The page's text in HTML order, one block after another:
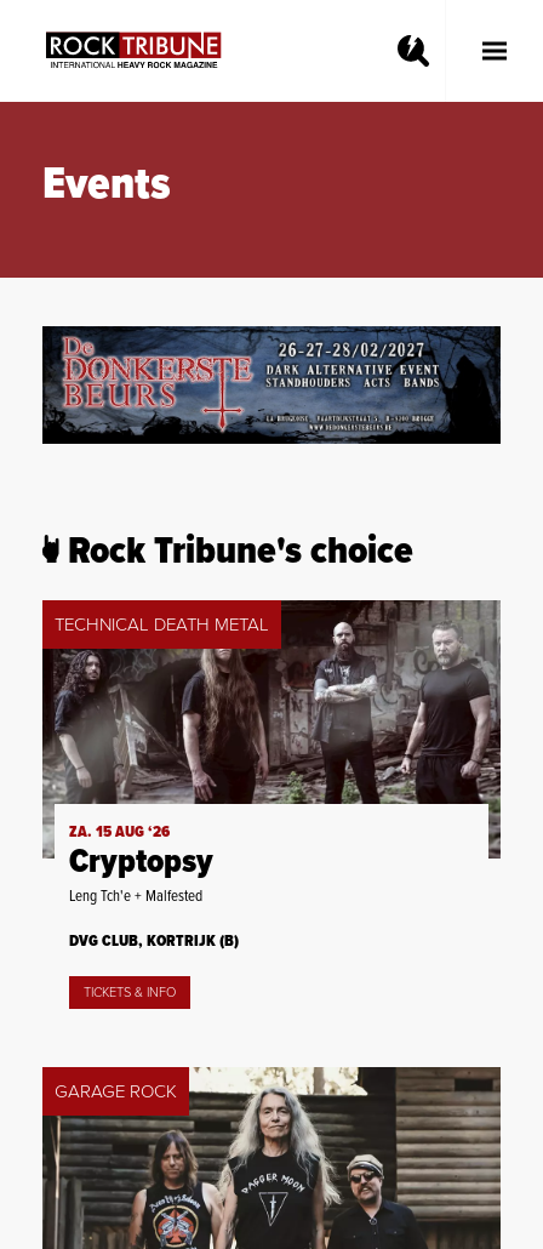
Toggle
Events
Rock Tribune's choice
TECHNICAL DEATH METAL
ZA. 15 AUG ‘26
Cryptopsy
Leng Tch'e + Malfested
DVG CLUB, KORTRIJK (B)
TICKETS & INFO
GARAGE ROCK